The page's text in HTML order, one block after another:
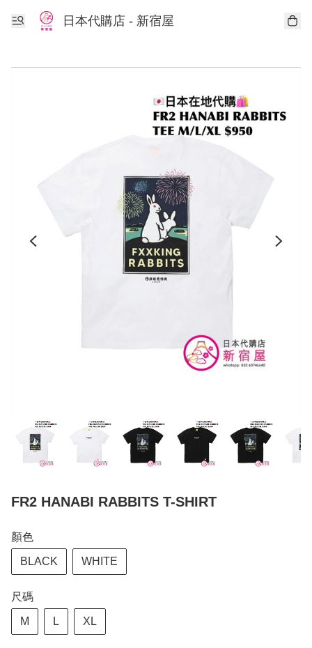
日本代購店 - 新宿屋
FR2 HANABI RABBITS T-SHIRT
顏色
BLACK WHITE
尺碼
M L XL